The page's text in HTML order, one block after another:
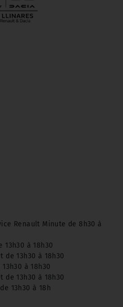
Renault Minute de 8h30 à
13h30 à 18h30
de 13h30 à 18h30
à 18h30
de 13h30 à 18h30
13h30 à 18h